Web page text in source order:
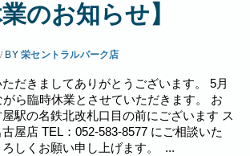
業のお知らせ】
/ BY栄セントラルパーク店
だきましてありがとうございます。 5月
ら臨時休業とさせていただきます。 お
駅の名鉄北改札口目の前にございます ス
屋店 TEL：052-583-8577 にご相談いた
しくお願い申し上げます。 ...